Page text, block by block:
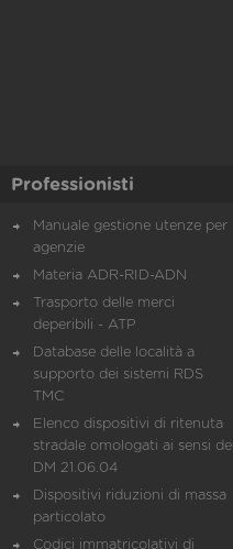
Professionisti
Manuale gestione utenze per
agenzie
Materia ADR-RID-ADN
Trasporto delle merci
deperibili - ATP
Database delle località a
supporto dei sistemi RDS
TMC
Elenco dispositivi di ritenuta
stradale omologati ai sensi del
DM 21.06.04
Dispositivi riduzioni di massa
particolato
Codici immatricolativi di